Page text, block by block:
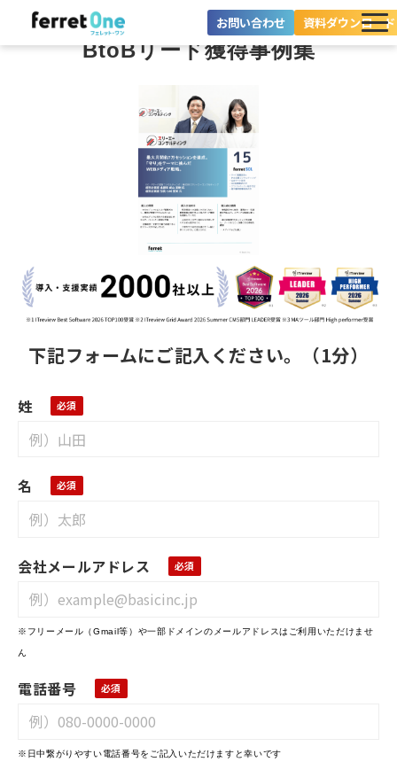
お問い合わせ 資料ダウンロード
ferret Oneとは？
ツール・機能一覧
目的別に探す
導入事例
料金プラン
セミナー
お役立ち情報
BtoBリード獲得事例集
下記フォームにご記入ください。（1分）
姓
名
会社メールアドレス
※フリーメール（Gmail等）や一部ドメインのメールアドレスはご利用いただけませ
ん
電話番号
※日中繋がりやすい電話番号をご記入いただけますと幸いです